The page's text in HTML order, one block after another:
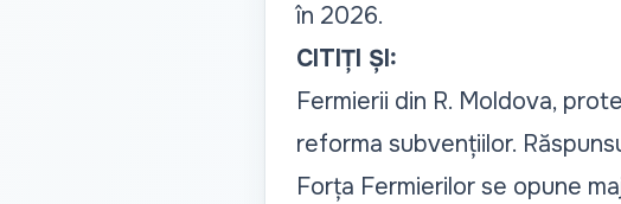
în 2026.
CITIȚI ȘI:
Fermierii din R. Moldova,
reforma subvențiilor.
Forța Fermierilor se opune